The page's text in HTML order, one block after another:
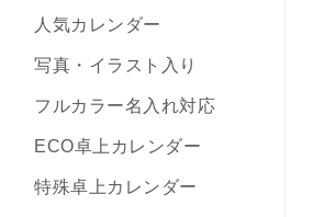
人気カレンダー
写真・イラスト入り
フルカラー名入れ対応
ECO卓上カレンダー
特殊卓上カレンダー